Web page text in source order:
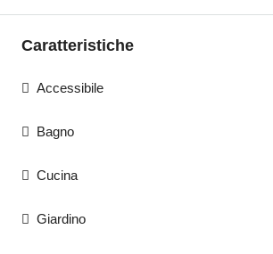
Caratteristiche
Accessibile
Bagno
Cucina
Giardino